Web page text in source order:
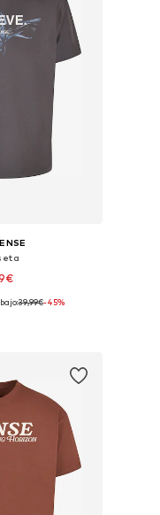
S, L
39,99€-45%